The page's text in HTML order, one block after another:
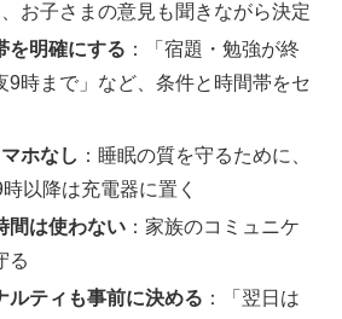
お子さまの意見も聞きながら決定
を明確にする ：「宿題・勉強が終
9時まで」など、条件と時間帯をセ
ホなし ：睡眠の質を守るために、
以降は充電器に置く
間は使わない ：家族のコミュニケ
る
ルティも事前に決める ：「翌日は